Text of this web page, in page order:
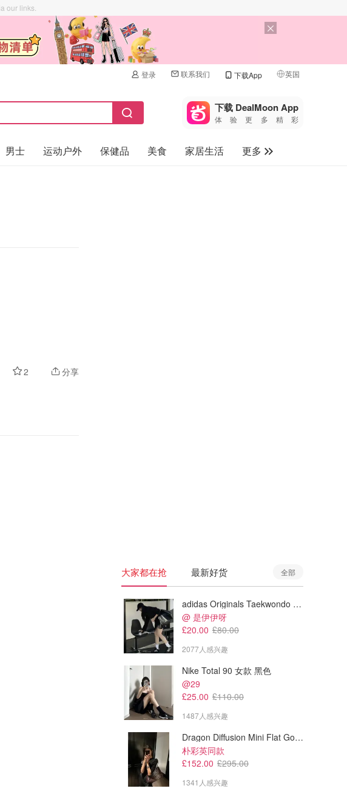
our links.
登录 联系我们 下载App 英国
🇺🇸
🇨🇳 中国
🇨🇦加拿大
下载 DealMoon App
体验更多精彩
男士 运动户外 保健品 美食 家居生活
更多
2 分享
大家都在抢 最新好货 全部
adidas Originals Taekwondo 女款黑色运动鞋
@ 是伊伊呀
£20.00 £80.00
2077人感兴趣
Nike Total 90 女款 黑色
@29
£25.00 £110.00
1487人感兴趣
Dragon Diffusion Mini Flat Gora 深棕色手提包
朴彩英同款
£152.00 £295.00
1341人感兴趣